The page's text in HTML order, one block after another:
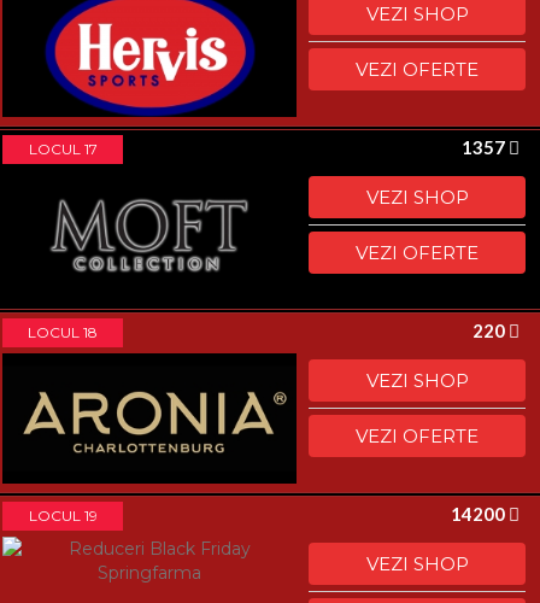
VEZI SHOP
VEZI OFERTE
LOCUL 17 1357
VEZI SHOP
VEZI OFERTE
LOCUL 18 220
VEZI SHOP
VEZI OFERTE
LOCUL 19 14200
VEZI SHOP